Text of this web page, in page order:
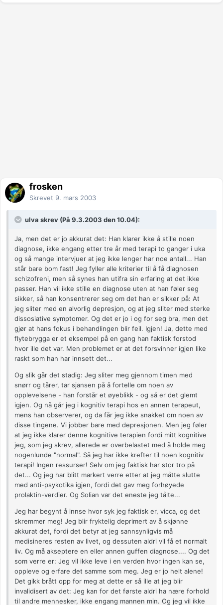
frosken
Skrevet 9. mars 2003
ulva skrev (På 9.3.2003 den 10.04):
Ja, men det er jo akkurat det: Han klarer ikke å stille noen
diagnose, ikke engang etter tre år med terapi to ganger i uka
og så mange intervjuer at jeg ikke lenger har noe antall... Han
står bare bom fast! Jeg fyller alle kriterier til å få diagnosen
schizofreni, men så synes han utifra sin erfaring at det ikke
passer. Han vil ikke stille en diagnose uten at han føler seg
sikker, så han konsentrerer seg om det han er sikker på: At
jeg sliter med en alvorlig depresjon, og at jeg sliter med sterke
dissosiative symptomer. Og det er jo i og for seg bra, men det
gjør at hans fokus i behandlingen blir feil. Igjen! Ja, dette med
flytebrygga er et eksempel på en gang han faktisk forstod
hvor ille det var. Men problemet er at det forsvinner igjen like
raskt som han har innsett det...
Og slik går det stadig: Jeg sliter meg gjennom timen med
snørr og tårer, tar sjansen på å fortelle om noen av
opplevelsene - han forstår et øyeblikk - og så er det glemt
igjen. Og nå går jeg i kognitiv terapi hos en annen terapeut,
mens han observerer, og da får jeg ikke snakket om noen av
disse tingene. Vi jobber bare med depresjonen. Men jeg føler
at jeg ikke klarer denne kognitive terapien fordi mitt kognitive
jeg, som jeg skrev, allerede er overbelastet med å holde meg
nogenlunde "normal". Så jeg har ikke krefter til noen kognitiv
terapi! Ingen ressurser! Selv om jeg faktisk har stor tro på
det... Og jeg har blitt markert verre etter at jeg måtte slutte
med anti-psykotika igjen, fordi det gav meg forhøyede
prolaktin-verdier. Og Solian var det eneste jeg tålte...
Jeg har begynt å innse hvor syk jeg faktisk er, vicca, og det
skremmer meg! Jeg blir fryktelig deprimert av å skjønne
akkurat det, fordi det betyr at jeg sannsynligvis må
medisineres resten av livet, og dessuten aldri vil få et normalt
liv. Og må akseptere en eller annen guffen diagnose.... Og det
som verre er: Jeg vil ikke leve i en verden hvor ingen kan se,
oppleve og erfare det samme som meg. Jeg er jo helt alene!
Det gikk brått opp for meg at dette er så ille at jeg blir
invalidisert av det: Jeg kan for det første aldri ha nære forhold
til andre mennesker, ikke engang mannen min. Og jeg vil ikke